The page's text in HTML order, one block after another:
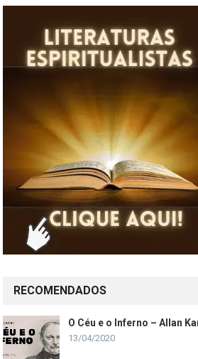
RECOMENDADOS
O Céu e o Inferno – Allan
13/04/2020